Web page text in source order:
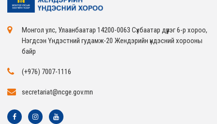
Монгол улс, Улаанбаатар 14200-0063 Сүхбаатар дүүрэг 6-р хороо,
Нэгдсэн Үндэстний гудамж-20 Жендэрийн үндэсний хорооны
байр
(+976) 7007-1116
secretariat@ncge.gov.mn